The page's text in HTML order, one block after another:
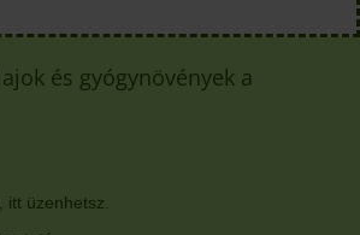
és gyógynövények a
itt üzenhetsz.